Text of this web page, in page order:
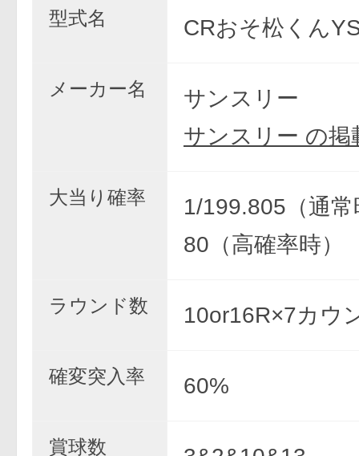
型式名 CRおそ松くん
メーカー名
サンスリー
サンスリー の掲
大当り確率
1/199.805（通
80（高確率時）
ラウンド数 10or16R×7カウ
確変突入率 60%
賞球数